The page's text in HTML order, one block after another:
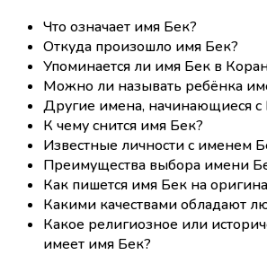
Что означает имя Бек?
Откуда произошло имя Бек?
Упоминается ли имя Бек в
Можно ли называть ребёнка
Другие имена, начинающиеся с
К чему снится имя Бек?
Известные личности с именем
Преимущества выбора имени
Как пишется имя Бек на
Какими качествами обладают
Какое религиозное или
имеет имя Бек?